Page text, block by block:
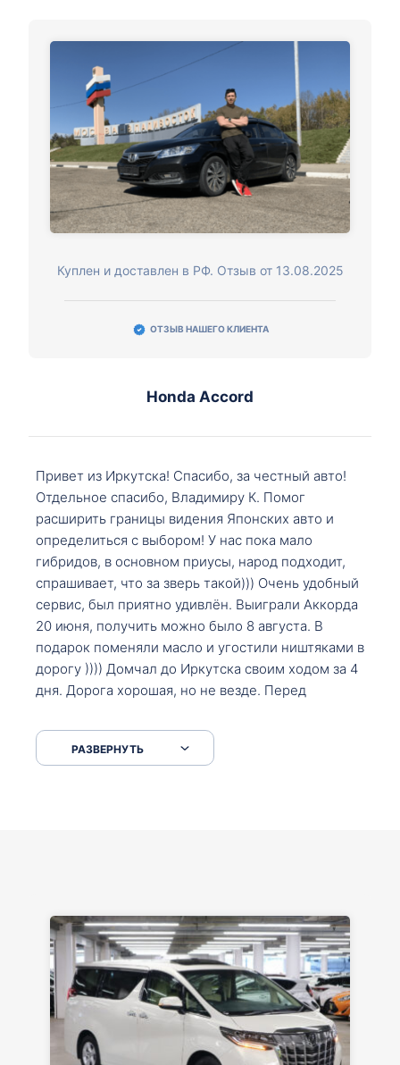
Куплен и доставлен в РФ. Отзыв от 13.08.2025
ОТЗЫВ НАШЕГО КЛИЕНТА
Honda Accord
Привет из Иркутска! Спасибо, за честный авто!
Отдельное спасибо, Владимиру К. Помог
расширить границы видения Японских авто и
определиться с выбором! У нас пока мало
гибридов, в основном приусы, народ подходит,
спрашивает, что за зверь такой))) Очень удобный
сервис, был приятно удивлён. Выиграли Аккорда
20 июня, получить можно было 8 августа. В
подарок поменяли масло и угостили ништяками в
дорогу )))) Домчал до Иркутска своим ходом за 4
дня. Дорога хорошая, но не везде. Перед
серпантинах по пути следования.
РАЗВЕРНУТЬ